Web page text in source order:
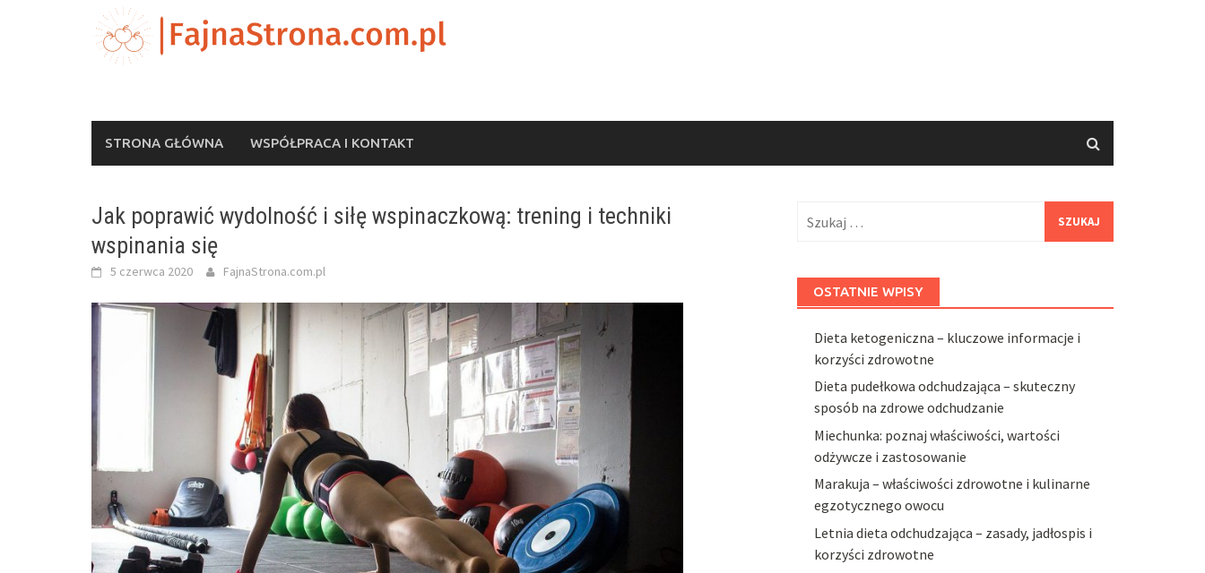
STRONA GŁÓWNA WSPÓŁPRACA I KONTAKT
Jak poprawić wydolność i siłę wspinaczkową: trening i techniki
wspinania się
5 czerwca 2020 FajnaStrona.com.pl
OSTATNIE WPISY
Dieta ketogeniczna – kluczowe informacje i
korzyści zdrowotne
Dieta pudełkowa odchudzająca – skuteczny
sposób na zdrowe odchudzanie
Miechunka: poznaj właściwości, wartości
odżywcze i zastosowanie
Marakuja – właściwości zdrowotne i kulinarne
egzotycznego owocu
Letnia dieta odchudzająca – zasady, jadłospis i
korzyści zdrowotne